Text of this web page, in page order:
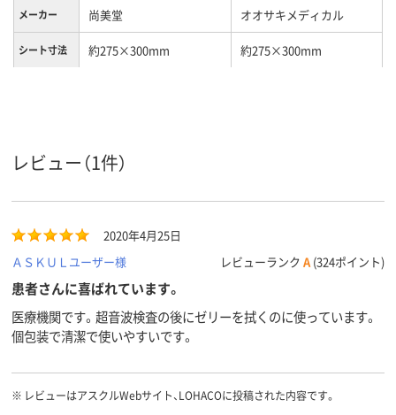
メーカー 尚美堂 オオサキメディカル
シート寸法 約275×300mm 約275×300mm
レビュー（1件）
2020年4月25日
ＡＳＫＵＬユーザー様
レビューランク A (324ポイント)
患者さんに喜ばれています。
医療機関です。超音波検査の後にゼリーを拭くのに使っています。
個包装で清潔で使いやすいです。
※ レビューはアスクルWebサイト、LOHACOに投稿された内容です。